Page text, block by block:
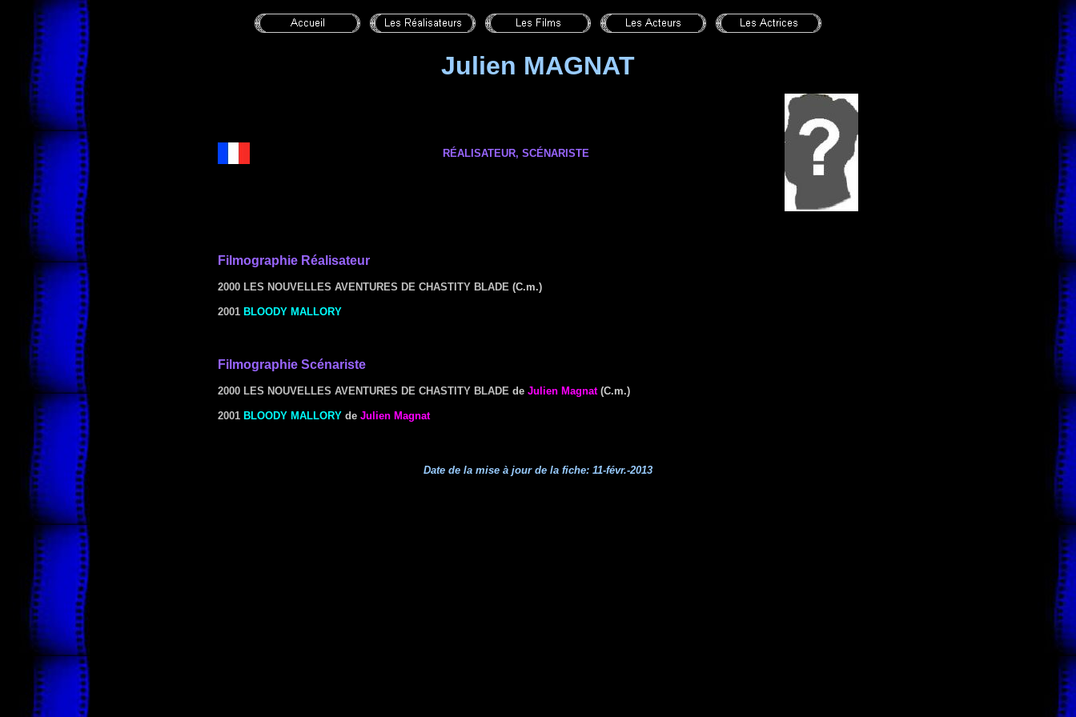
Julien MAGNAT
RÉALISATEUR, SCÉNARISTE
Filmographie Réalisateur
2000 LES NOUVELLES AVENTURES DE CHASTITY BLADE (C.m.)
2001 BLOODY MALLORY
Filmographie Scénariste
2000 LES NOUVELLES AVENTURES DE CHASTITY BLADE de Julien Magnat(C.m.)
2001 BLOODY MALLORY de Julien Magnat
Date de la mise à jour de la fiche: 11-févr.-2013